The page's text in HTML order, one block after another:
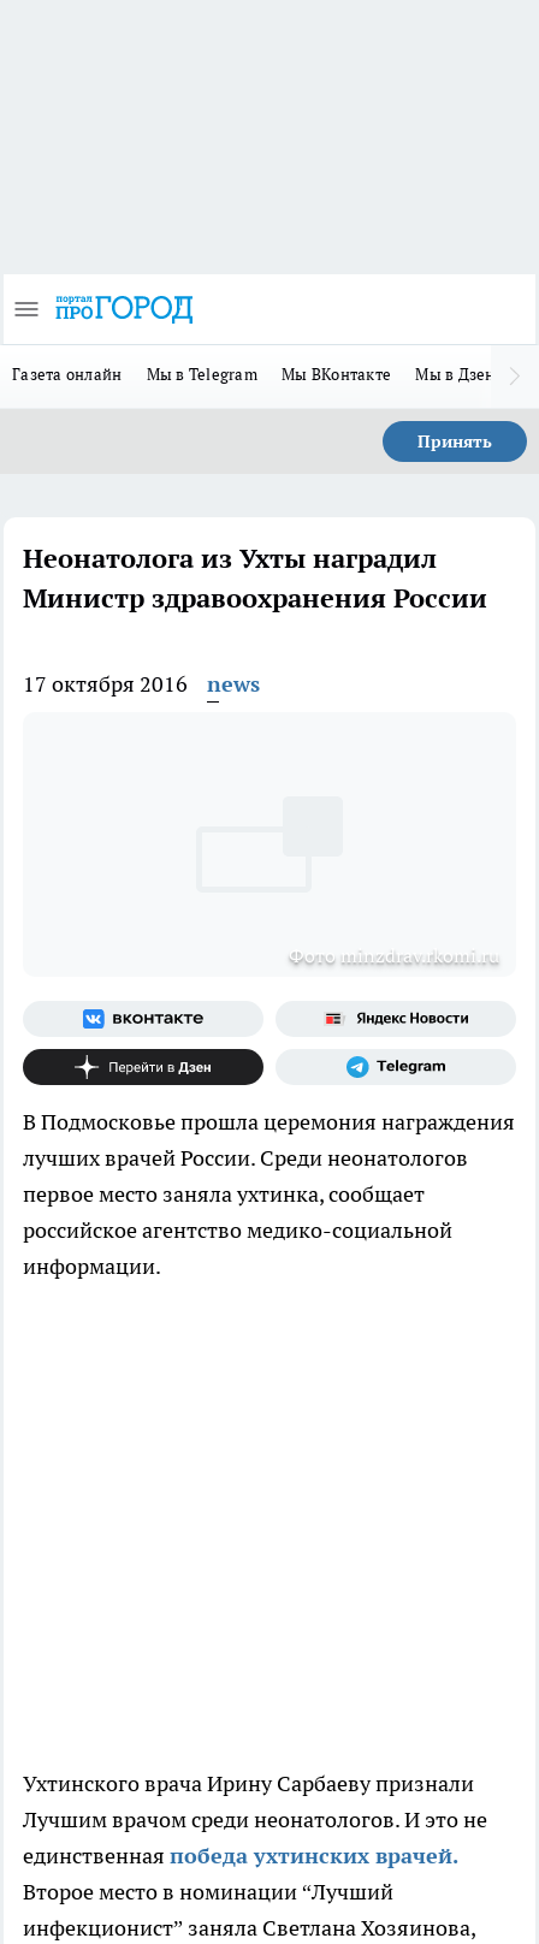
Газета онлайн Мы в Telegram Мы ВКонтакте Мы в Дзене
Принять
Неонатолога из Ухты наградил
Министр здравоохранения России
17 октября 2016 news
Фото minzdrav.rkomi.ru
В Подмосковье прошла церемония награждения
лучших врачей России. Среди неонатологов
первое место заняла ухтинка, сообщает
российское агентство медико-социальной
информации.
Ухтинского врача Ирину Сарбаеву признали
Лучшим врачом среди неонатологов. И это не
единственная победа ухтинских врачей.
Второе место в номинации “Лучший
инфекционист” заняла Светлана Хозяинова,